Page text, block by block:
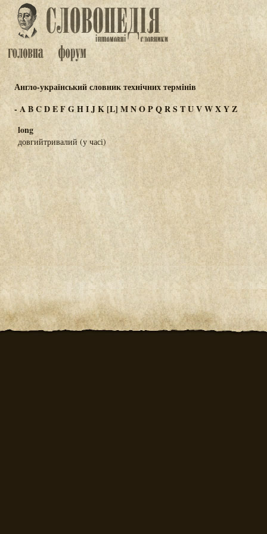
Англо-український словник технічних термінів
-ABCDEFGHIJK[L] MNOPQRSTUVWXYZ
long
довгийтривалий (у часі)